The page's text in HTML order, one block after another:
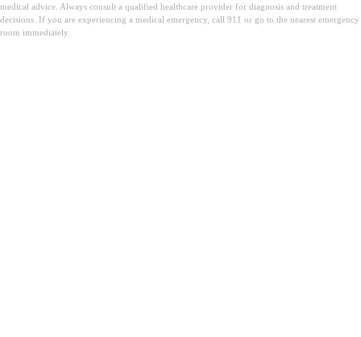
medical advice. Always consult a qualified healthcare provider for diagnosis and treatment
decisions. If you are experiencing a medical emergency, call 911 or go to the nearest emergency
room immediately.